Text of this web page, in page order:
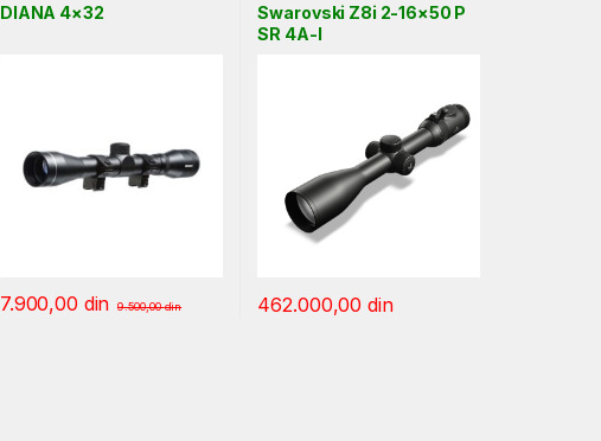
DIANA 4×32
7.900,00 din 9.500,00din
Swarovski Z8i 2-16×50 P
SR 4A-I
462.000,00 din